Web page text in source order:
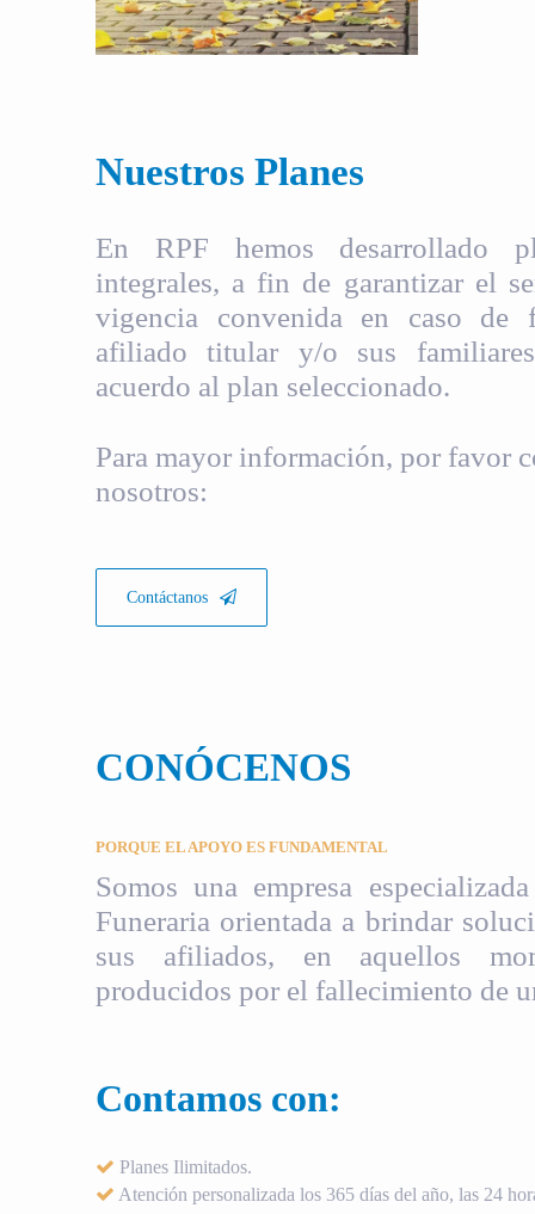
Nuestros Planes
En RPF hemos desarrollado
integrales, a fin de garantizar el
vigencia convenida en caso de
afiliado titular y/o sus
acuerdo al plan seleccionado.
Para mayor información, por favor
nosotros:
Contáctanos
CONÓCENOS
PORQUE EL APOYO ES FUNDAMENTAL
Somos una empresa
Funeraria orientada a brindar
sus afiliados, en aquellos
producidos por el fallecimiento de
Contamos con:
Planes Ilimitados.
Atención personalizada los 365 días del año, las 24